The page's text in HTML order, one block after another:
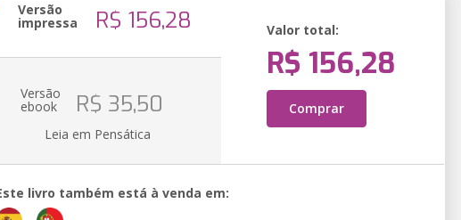
Versão
impressa R$ 156,28 Valor total:
R$ 156,28
Comprar
Versão
ebook R$ 35,50
Leia em Pensática
livro também está à venda em: